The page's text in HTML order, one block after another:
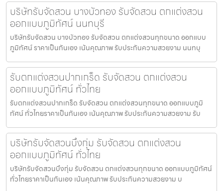
บริษัทรับจัดสวน บางบัวทอง รับจัดสวน ตกแต่งสวน
ออกแบบภูมิทัศน์ นนทบุรี
บริษัทรับจัดสวน บางบัวทอง รับจัดสวน ตกแต่งสวนทุกขนาด ออกแบบ
ภูมิทัศน์ ราคาเป็นกันเอง เน้นคุณภาพ รับประกันความสวยงาม นนทบุ
รับตกแต่งสวนปากเกร็ด รับจัดสวน ตกแต่งสวน
ออกแบบภูมิทัศน์ ทั่วไทย
รับตกแต่งสวนปากเกร็ด รับจัดสวน ตกแต่งสวนทุกขนาด ออกแบบภูมิ
ทัศน์ ทั่วไทยราคาเป็นกันเอง เน้นคุณภาพ รับประกันความสวยงาม รับ
บริษัทรับจัดสวนบึงกุ่ม รับจัดสวน ตกแต่งสวน
ออกแบบภูมิทัศน์ ทั่วไทย
บริษัทรับจัดสวนบึงกุ่ม รับจัดสวน ตกแต่งสวนทุกขนาด ออกแบบภูมิทัศน์
ทั่วไทยราคาเป็นกันเอง เน้นคุณภาพ รับประกันความสวยงาม บ